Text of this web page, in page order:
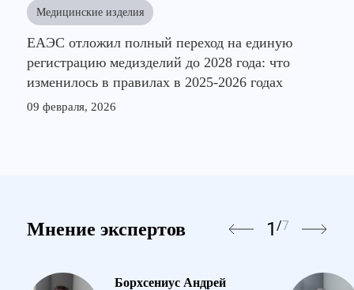
Медицинские изделия
ЕАЭС отложил полный переход на единую
регистрацию медизделий до 2028 года: что
изменилось в правилах в 2025-2026 годах
09 февраля, 2026
Мнение экспертов 1 /7
Борхсениус Андрей